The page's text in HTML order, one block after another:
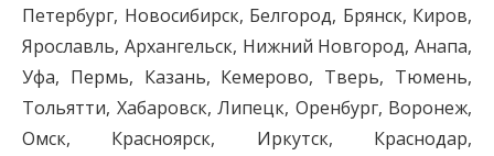
Петербург, Новосибирск, Белгород, Брянск, Киров,
Ярославль, Архангельск, Нижний Новгород, Анапа,
Уфа, Пермь, Казань, Кемерово, Тверь, Тюмень,
Тольятти, Хабаровск, Липецк, Оренбург, Воронеж,
Омск, Красноярск, Иркутск, Краснодар,